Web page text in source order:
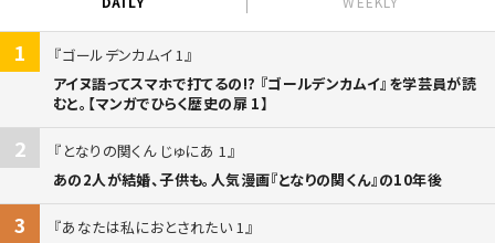
1
ゴールデンカムイ 1
アイヌ語ってスマホで打てるの!? 『ゴールデンカムイ』を学芸員が読
むと。【マンガでひらく歴史の扉 1】
2
となりの関くん じゅにあ 1
あの2人が結婚、子供も。人気漫画『となりの関くん』の10年後
3
あなたは私におとされたい 1